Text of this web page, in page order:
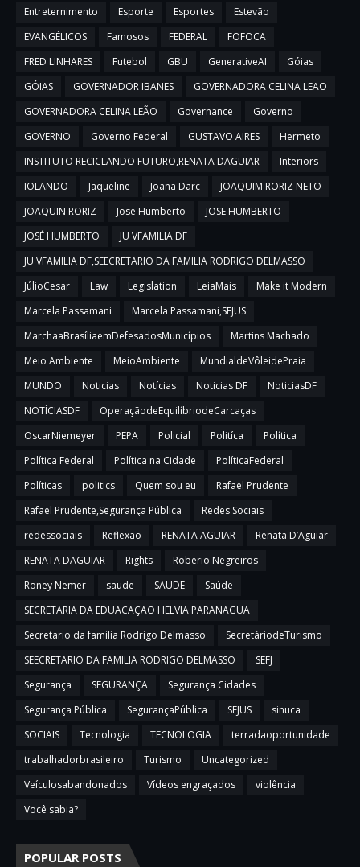
Entreternimento
Esporte Esportes
Estevão
EVANGÉLICOS
Famosos FEDERAL
FOFOCA
FRED LINHARES
Futebol GBU GenerativeAI
Góias
GÓIAS
GOVERNADOR IBANES
GOVERNADORA CELINA LEAO
GOVERNADORA CELINA LEÃO
Governance
Governo
GOVERNO
Governo Federal GUSTAVO AIRES
Hermeto
INSTITUTO RECICLANDO FUTURO,RENATA DAGUIAR
Interiors
IOLANDO
Jaqueline Joana Darc
JOAQUIM RORIZ NETO
JOAQUIN RORIZ
Jose Humberto
JOSE HUMBERTO
JOSÉ HUMBERTO
JU VFAMILIA DF
JU VFAMILIA DF,SEECRETARIO DA FAMILIA RODRIGO DELMASSO
JúlioCesar
Law Legislation LeiaMais
Make it Modern
Marcela Passamani
Marcela Passamani,SEJUS
MarchaaBrasíliaemDefesadosMunicípios
Martins Machado
Meio Ambiente
MeioAmbiente
MundialdeVôleidePraia
MUNDO
Noticias Notícias Noticias DF
NoticiasDF
NOTÍCIASDF
OperaçãodeEquilíbriodeCarcaças
OscarNiemeyer
PEPA Policial Politíca
Política
Política Federal
Política na Cidade
PolíticaFederal
Políticas
politics Quem sou eu
Rafael Prudente
Rafael Prudente,Segurança Pública
Redes Sociais
redessociais
Reflexão RENATA AGUIAR
Renata D’Aguiar
RENATA DAGUIAR
Rights
Roberio Negreiros
Roney Nemer
saude SAUDE
Saúde
SECRETARIA DA EDUACAÇAO HELVIA PARANAGUA
Secretario da familia Rodrigo Delmasso
SecretáriodeTurismo
SEECRETARIO DA FAMILIA RODRIGO DELMASSO
SEFJ
Segurança
SEGURANÇA
Segurança Cidades
Segurança Pública
SegurançaPública SEJUS
sinuca
SOCIAIS
Tecnologia TECNOLOGIA
terradaoportunidade
trabalhadorbrasileiro
Turismo
Uncategorized
Veículosabandonados
Vídeos engraçados
violência
Você sabia?
POPULAR POSTS